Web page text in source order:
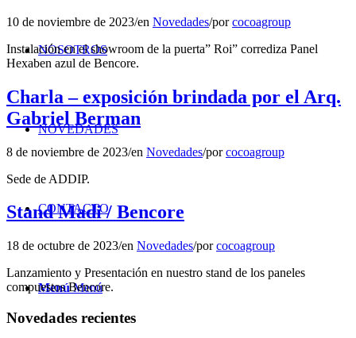
NOSOTROS
NOVEDADES
CONTACTO
Menú Menú
10 de noviembre de 2023/en Novedades/porcocoagroup
Instalación en el showroom de la puerta” Roi” corrediza Panel
Hexaben azul de Bencore.
Charla – exposición brindada por el Arq.
Gabriel Berman
8 de noviembre de 2023/en Novedades/porcocoagroup
Sede de ADDIP.
Stand Madi / Bencore
18 de octubre de 2023/en Novedades/porcocoagroup
Lanzamiento y Presentación en nuestro stand de los paneles
compuestos Bencore.
Novedades recientes